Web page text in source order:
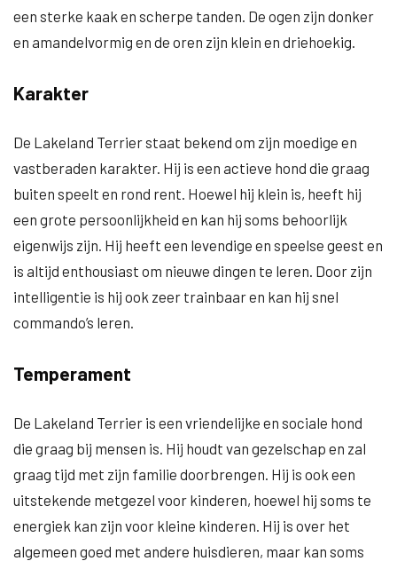
een sterke kaak en scherpe tanden. De ogen zijn donker
en amandelvormig en de oren zijn klein en driehoekig.
Karakter
De Lakeland Terrier staat bekend om zijn moedige en
vastberaden karakter. Hij is een actieve hond die graag
buiten speelt en rond rent. Hoewel hij klein is, heeft hij
een grote persoonlijkheid en kan hij soms behoorlijk
eigenwijs zijn. Hij heeft een levendige en speelse geest en
is altijd enthousiast om nieuwe dingen te leren. Door zijn
intelligentie is hij ook zeer trainbaar en kan hij snel
commando’s leren.
Temperament
De Lakeland Terrier is een vriendelijke en sociale hond
die graag bij mensen is. Hij houdt van gezelschap en zal
graag tijd met zijn familie doorbrengen. Hij is ook een
uitstekende metgezel voor kinderen, hoewel hij soms te
energiek kan zijn voor kleine kinderen. Hij is over het
algemeen goed met andere huisdieren, maar kan soms